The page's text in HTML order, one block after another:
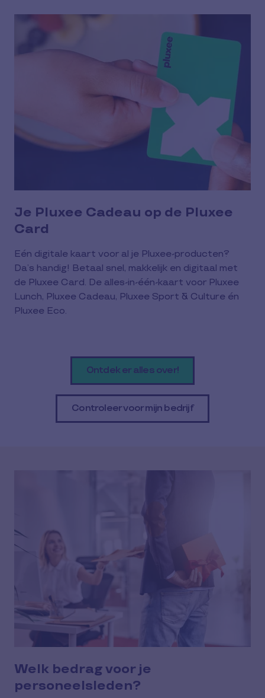
Je Pluxee Cadeau op de Pluxee
Card
Eén digitale kaart voor al je Pluxee-producten?
Da’s handig! Betaal snel, makkelijk en digitaal met
de Pluxee Card. De alles-in-één-kaart voor Pluxee
Lunch, Pluxee Cadeau, Pluxee Sport & Culture én
Pluxee Eco.
Ontdek er alles over!
Controleer voor mijn bedrijf
Welk bedrag voor je
personeelsleden?